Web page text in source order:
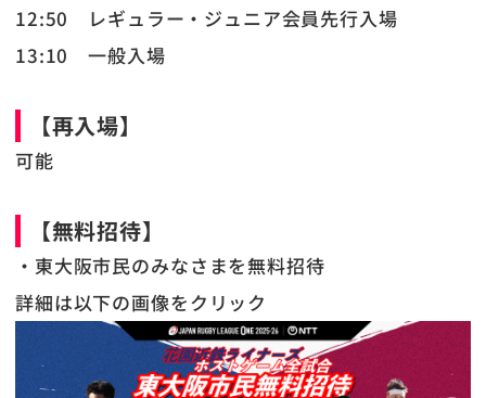
12:50 レギュラー・ジュニア会員先行入場
13:10 一般入場
【再入場】
可能
【無料招待】
・東大阪市民のみなさまを無料招待
詳細は以下の画像をクリック